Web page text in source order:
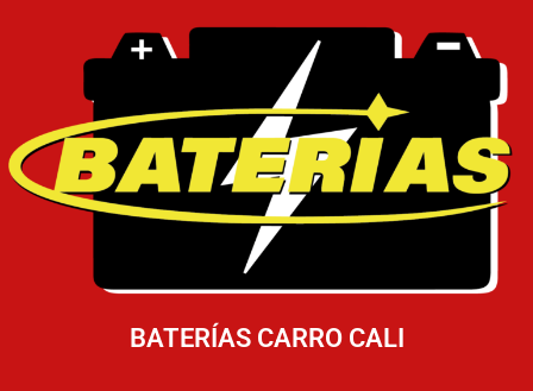
BATERÍAS CARRO CALI